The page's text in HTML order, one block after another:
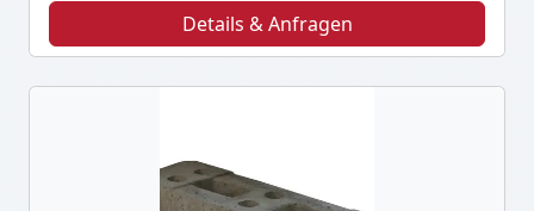
Details & Anfragen